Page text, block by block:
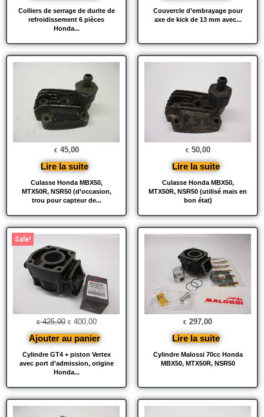
Colliers de serrage de durite de
refroidissement 6 pièces
Honda...
Couvercle d’embrayage pour
axe de kick de 13 mm avec...
Culasse Honda MBX50,
MTX50R, NSR50 (d’occasion,
trou pour capteur de...
€ 45,00
Lire la suite
Culasse Honda MBX50,
MTX50R, NSR50 (utilisé mais en
bon état)
€ 50,00
Lire la suite
Sale!
Cylindre GT4 + piston Vertex
avec port d’admission, origine
Honda...
€425,00
Le
initial
était :
€ 425,00.
€400,00
Le
€ 400,00.
Ajouter au panier
Cylindre Malossi 70cc Honda
MBX50, MTX50R, NSR50
€ 297,00
Lire la suite